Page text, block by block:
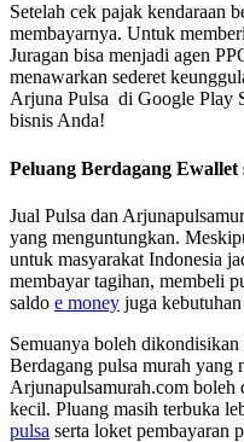
Setelah cek pajak kendaraan
membayarnya. Untuk
Juragan bisa menjadi agen
menawarkan sederet
Arjuna Pulsa di Google Play
bisnis Anda!
Peluang Berdagang
Jual Pulsa dan
yang menguntungkan.
untuk masyarakat Indonesia
membayar tagihan, membeli
saldo e money juga
Semuanya boleh
Berdagang pulsa murah yang
Arjunapulsamurah.com boleh
kecil. Pluang masih terbuka
pulsa serta loket pembayaran